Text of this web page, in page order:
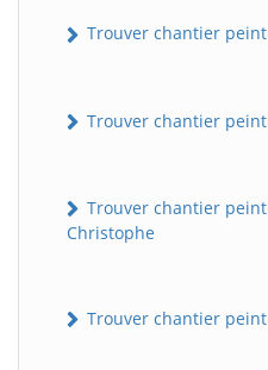
Trouver chantier
Trouver chantier
Trouver chantier
Christophe
Trouver chantier